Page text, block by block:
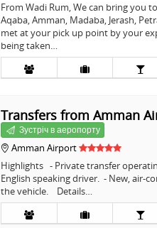
From Wadi Rum, We can bring you
Aqaba, Amman, Madaba, Jerash,
met at your pick up point by your
being taken…
Transfers from Amman
Зустріч в аеропорту
Amman Airport
Highlights - Private transfer
English speaking driver. - New, air-
the vehicle. Details…